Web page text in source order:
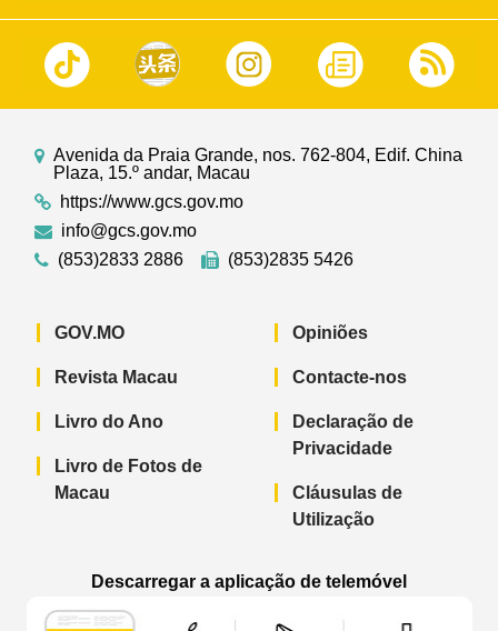
Avenida da Praia Grande, nos. 762-804, Edif. China
Plaza, 15.º andar, Macau
https://www.gcs.gov.mo
info@gcs.gov.mo
(853)2833 2886
(853)2835 5426
GOV.MO
Revista Macau
Livro do Ano
Livro de Fotos de
Macau
Opiniões
Contacte-nos
Declaração de
Privacidade
Cláusulas de
Utilização
Descarregar a aplicação de telemóvel